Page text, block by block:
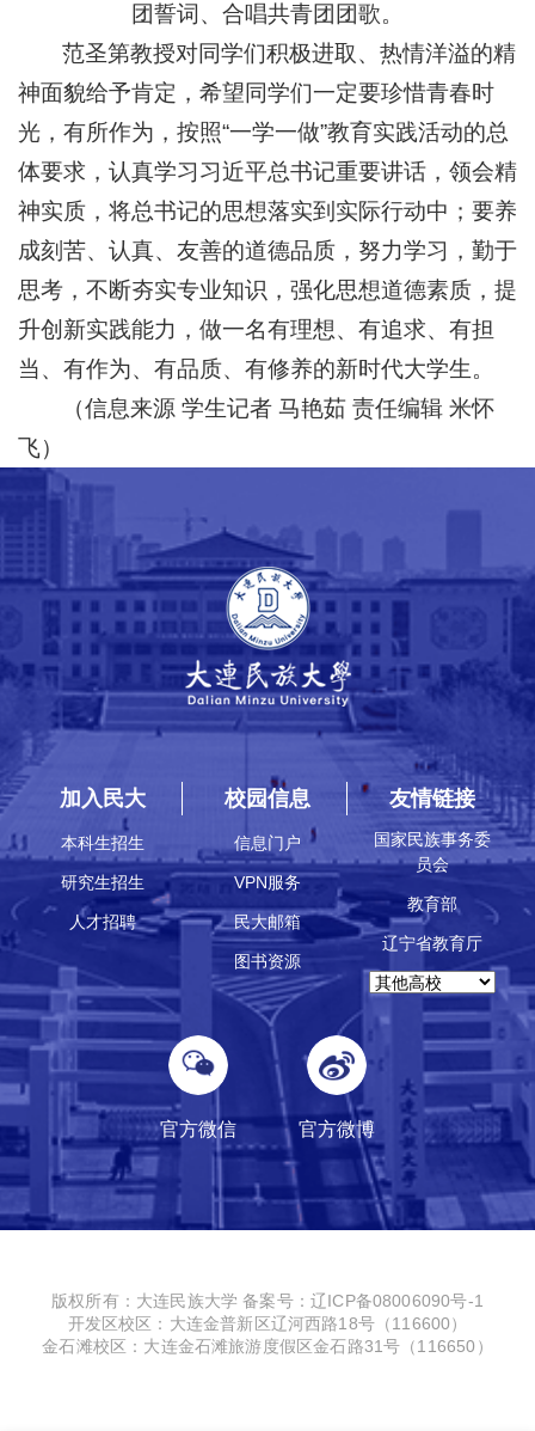
团誓词、合唱共青团团歌。
范圣第教授对同学们积极进取、热情洋溢的精
神面貌给予肯定，希望同学们一定要珍惜青春时
光，有所作为，按照“一学一做”教育实践活动的总
体要求，认真学习习近平总书记重要讲话，领会精
神实质，将总书记的思想落实到实际行动中；要养
成刻苦、认真、友善的道德品质，努力学习，勤于
思考，不断夯实专业知识，强化思想道德素质，提
升创新实践能力，做一名有理想、有追求、有担
当、有作为、有品质、有修养的新时代大学生。
（信息来源 学生记者 马艳茹 责任编辑 米怀
飞）
加入民大
本科生招生
研究生招生
人才招聘
校园信息
信息门户
VPN服务
民大邮箱
图书资源
友情链接
国家民族事务委
员会
教育部
辽宁省教育厅
官方微信 官方微博
版权所有：大连民族大学备案号：辽ICP备08006090号-1
开发区校区：大连金普新区辽河西路18号（116600）
金石滩校区：大连金石滩旅游度假区金石路31号（116650）